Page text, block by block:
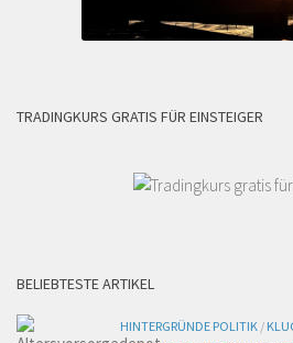
TRADINGKURS GRATIS FÜR EINSTEIGER
BELIEBTESTE ARTIKEL
HINTERGRÜNDE POLITIK /